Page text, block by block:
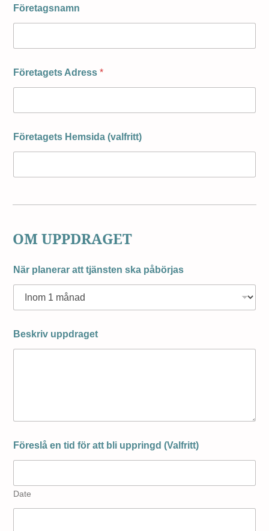
Företagsnamn
Företagets Adress *
Företagets Hemsida (valfritt)
OM UPPDRAGET
När planerar att tjänsten ska påbörjas
Beskriv uppdraget
Föreslå en tid för att bli uppringd (Valfritt)
Date